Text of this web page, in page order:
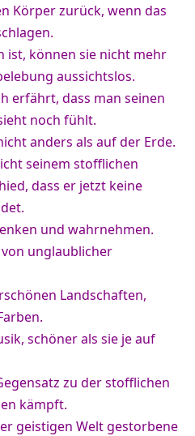
Körper zurück, wenn das
ist, können sie nicht mehr
aussichtslos.
erfährt, dass man seinen
noch fühlt.
anders als auf der Erde.
seinem stofflichen
dass er jetzt keine
und wahrnehmen.
unglaublicher
Landschaften,
schöner als sie je auf
zu der stofflichen
kämpft.
geistigen Welt gestorbene